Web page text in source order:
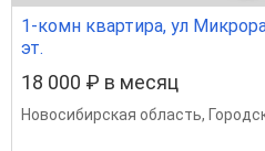
1-комн квартира, ул
эт.
18 000 ₽ в месяц
Новосибирская область,